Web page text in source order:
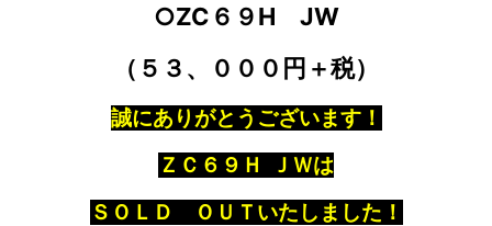
○ZC６９H JW
（５３、０００円＋税）
誠にありがとうございます！
ＺＣ６９Ｈ ＪＷは
ＳＯＬＤ ＯＵＴいたしました！